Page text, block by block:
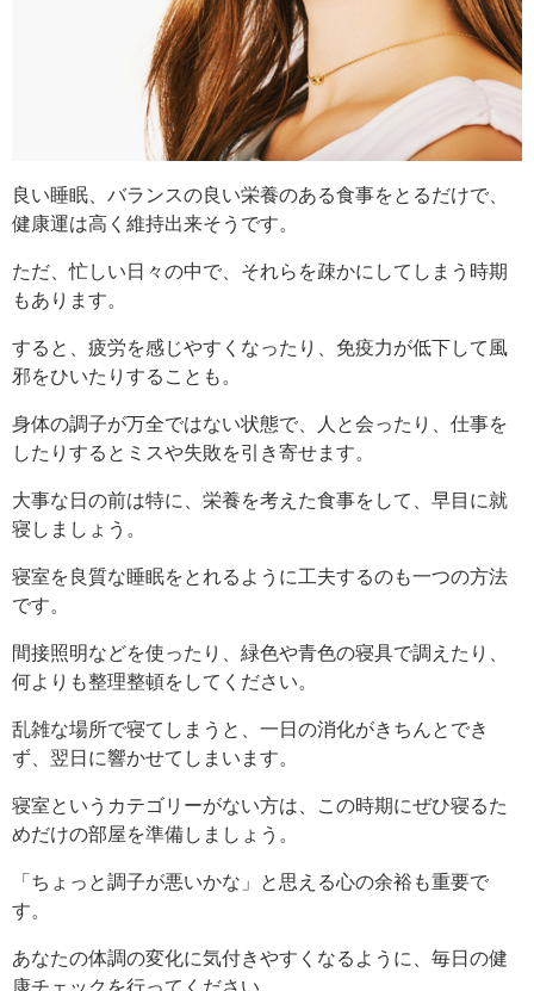
良い睡眠、バランスの良い栄養のある食事をとるだけで、
健康運は高く維持出来そうです。
ただ、忙しい日々の中で、それらを疎かにしてしまう時期
もあります。
すると、疲労を感じやすくなったり、免疫力が低下して風
邪をひいたりすることも。
身体の調子が万全ではない状態で、人と会ったり、仕事を
したりするとミスや失敗を引き寄せます。
大事な日の前は特に、栄養を考えた食事をして、早目に就
寝しましょう。
寝室を良質な睡眠をとれるように工夫するのも一つの方法
です。
間接照明などを使ったり、緑色や青色の寝具で調えたり、
何よりも整理整頓をしてください。
乱雑な場所で寝てしまうと、一日の消化がきちんとでき
ず、翌日に響かせてしまいます。
寝室というカテゴリーがない方は、この時期にぜひ寝るた
めだけの部屋を準備しましょう。
「ちょっと調子が悪いかな」と思える心の余裕も重要で
す。
あなたの体調の変化に気付きやすくなるように、毎日の健
康チェックを行ってください。